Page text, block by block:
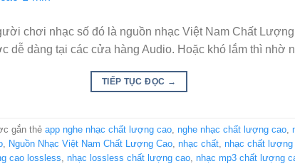
chơi nhạc số đó là nguồn nhạc Việt Nam Chất
dễ dàng tại các cửa hàng Audio. Hoặc khó lắm thì
TIẾP TỤC ĐỌC →
gắn thẻ app nghe nhạc chất lượng cao, nghe nhạc chất lượng cao,
, Nguồn Nhạc Việt Nam Chất Lượng Cao, nhạc chất, nhạc chất lượng
cao lossless, nhạc lossless chất lượng cao, nhạc mp3 chất lượng